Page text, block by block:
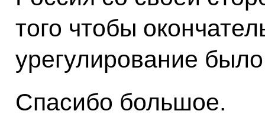
того чтобы
урегулирование
Спасибо большое.